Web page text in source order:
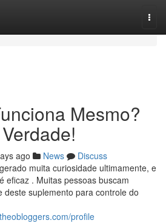
Mesmo?
ago News
Discuss
muita curiosidade ultimamente, e
eficaz . Muitas pessoas buscam
deste suplemento para controle do
profile